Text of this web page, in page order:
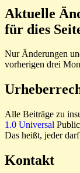
Aktuelle
für dies
Nur Änderungen
vorherigen drei
Alle Beiträge zu
1.0 Universal
Das heißt, jeder
Kontakt